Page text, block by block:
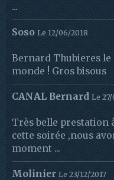
...
Soso Le 12/06/2018
Bernard Thubieres
monde ! Gros bisous
CANAL Bernard Le
Très belle prestation
cette soirée ,nous
moment ...
Molinier Le 23/12/2017